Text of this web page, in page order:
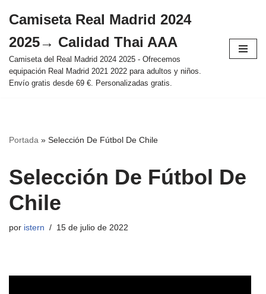
al
contenido
Camiseta Real Madrid 2024
2025→ Calidad Thai AAA
Camiseta del Real Madrid 2024 2025 - Ofrecemos
equipación Real Madrid 2021 2022 para adultos y niños.
Envío gratis desde 69 €. Personalizadas gratis.
Portada » Selección De Fútbol De Chile
Selección De Fútbol De
Chile
por istern 15 de julio de 2022